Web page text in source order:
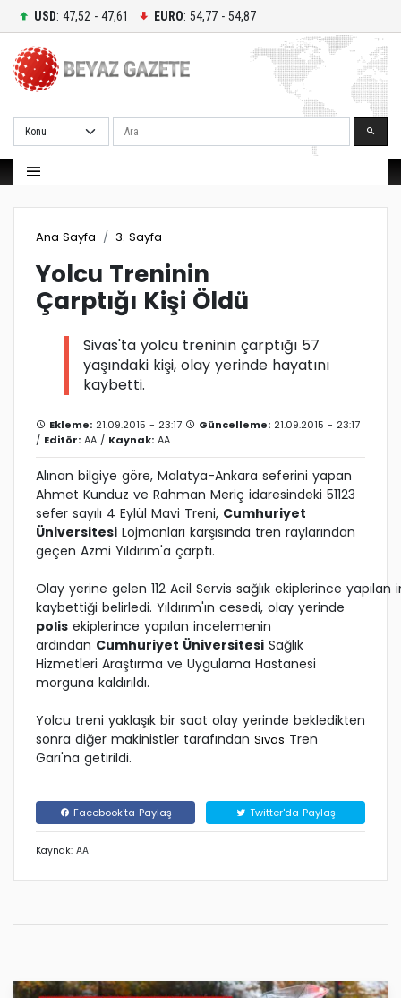
USD: 47,52 - 47,61 EURO: 54,77 - 54,87
Ara
Ana Sayfa 3. Sayfa
Yolcu Treninin
Çarptığı Kişi Öldü
Sivas'ta yolcu treninin çarptığı 57
yaşındaki kişi, olay yerinde hayatını
kaybetti.
Ekleme: 21.09.2015 - 23:17 Güncelleme: 21.09.2015 - 23:17
/ Editör: AA / Kaynak: AA
Alınan bilgiye göre, Malatya-Ankara seferini yapan
Ahmet Kunduz ve Rahman Meriç idaresindeki 51123
sefer sayılı 4 Eylül Mavi Treni, Cumhuriyet
Üniversitesi Lojmanları karşısında tren raylarından
geçen Azmi Yıldırım'a çarptı.
Olay yerine gelen 112 Acil Servis sağlık ekiplerince yapılan
kaybettiği belirledi. Yıldırım'ın cesedi, olay yerinde
polis ekiplerince yapılan incelemenin
ardından Cumhuriyet Üniversitesi Sağlık
Hizmetleri Araştırma ve Uygulama Hastanesi
morguna kaldırıldı.
Yolcu treni yaklaşık bir saat olay yerinde bekledikten
sonra diğer makinistler tarafından Sivas Tren
Garı'na getirildi.
Facebook'ta Paylaş Twitter'da Paylaş
Kaynak: AA